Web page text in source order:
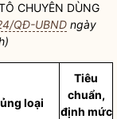
CHUYÊN DÙNG
QĐ-UBNDngày
loại
Tiêu
chuẩn,
định mức